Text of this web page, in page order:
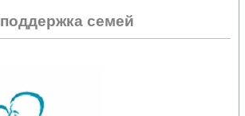
поддержка семей